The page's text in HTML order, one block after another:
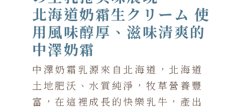
北海道奶霜生クリーム 使
用風味醇厚、滋味清爽的
中澤奶霜
中澤奶霜乳源來自北海道，北海道
土地肥沃、水質純淨，牧草營養豐
富，在這裡成長的快樂乳牛，產出